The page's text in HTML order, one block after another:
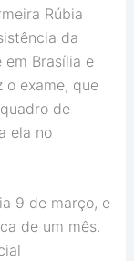
Rúbia
da
Brasília e
o exame, que
de
ela no
9 de março, e
de um mês.